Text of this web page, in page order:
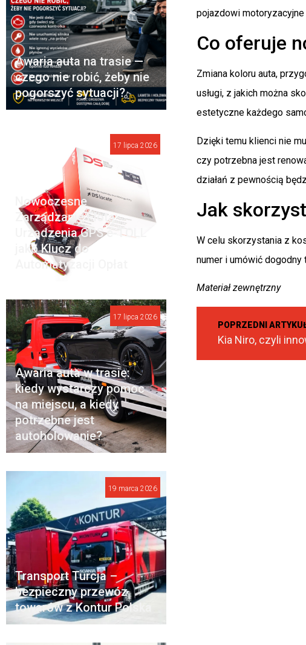
pojazdowi motoryzacyjne
Co oferuje
Zmiana koloru auta,
usługi, z jakich można
estetyczne każdego
Dzięki temu klienci nie
czy potrzebna jest
działań z pewnością
Jak
W celu skorzystania z
numer i umówić
Materiał zewnętrzny
POPRZEDNI
Awaria auta na trasie —
czego nie robić, żeby nie
pogorszyć sytuacji?
Nowoczesne
Zarządzanie Flotą:
Urządzenia GPS e-TOLL
jako Klucz do
Automatyzacji Opłat
17 lipca 2026
Awaria auta w trasie:
kiedy wystarczy pomoc
na miejscu, a kiedy
potrzebne jest
autoholowanie?
17 lipca 2026
Transport Turcja –
bezpieczny przewóz
towarów z Kontur Polska
19 marca 2026